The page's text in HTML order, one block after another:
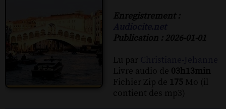
Enregistrement :
Publication : 2026-01-01
Lu par
Livre audio de 03h13min
Fichier Zip de 175 Mo (il
contient des mp3)